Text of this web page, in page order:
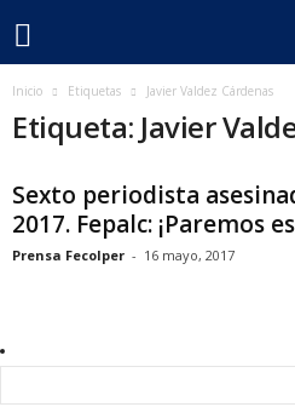
p
Inicio Etiquetas Javier Valdez Cárdenas
Etiqueta: Javier
Sexto periodista
2017. Fepalc: ¡Paremos
Prensa Fecolper - 16 mayo, 2017